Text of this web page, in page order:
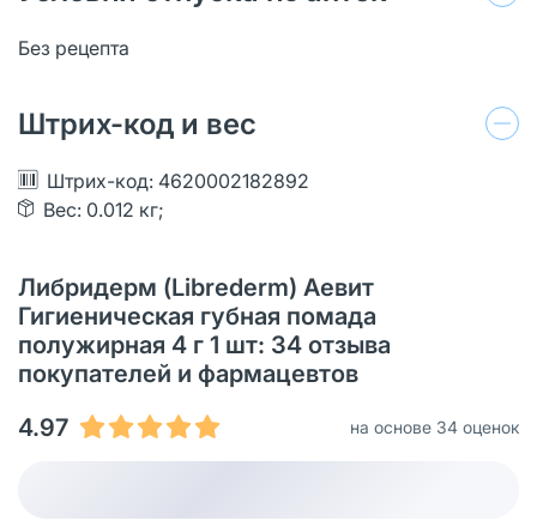
Без рецепта
Штрих-код и вес
Штрих-код: 4620002182892
Вес: 0.012 кг;
Либридерм (Librederm) Аевит
Гигиеническая губная помада
полужирная 4 г 1 шт: 34 отзыва
покупателей и фармацевтов
4.97
на основе 34 оценок